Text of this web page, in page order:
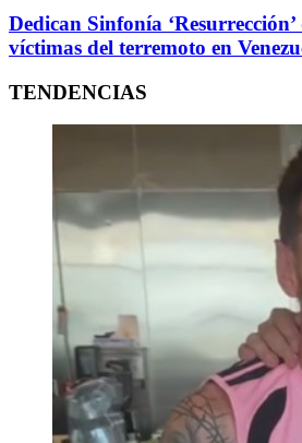
Dedican Sinfonía
víctimas del terremoto en
TENDENCIAS